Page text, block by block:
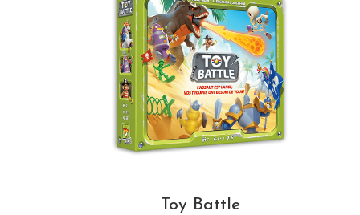
Toy Battle